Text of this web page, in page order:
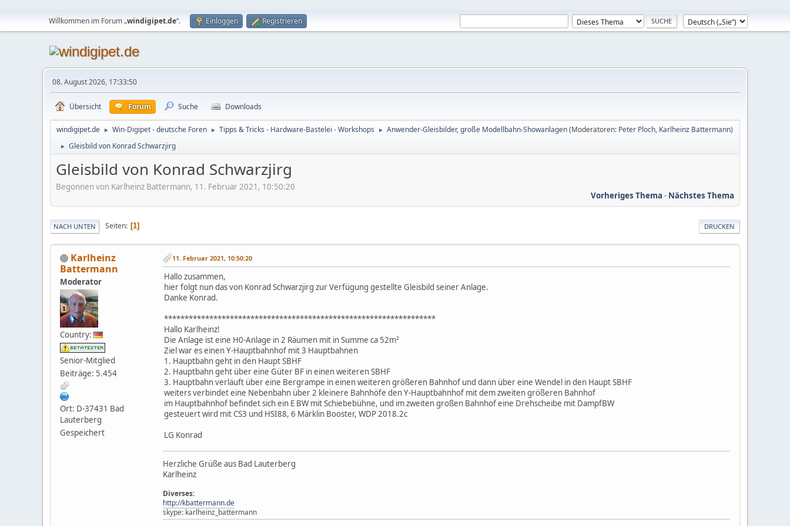
Willkommen im Forum „windigipet.de“. Einloggen Registrieren
08. August 2026, 17:33:50
Übersicht Forum Suche Downloads
windigipet.de ► Win-Digipet - deutsche Foren ► Tipps & Tricks - Hardware-Bastelei - Workshops ► Anwender-Gleisbilder, große Modellbahn-Showanlagen(Moderatoren: Peter Ploch, Karlheinz Battermann)
► Gleisbild von Konrad Schwarzjirg
Gleisbild von Konrad Schwarzjirg
Begonnen von Karlheinz Battermann, 11. Februar 2021, 10:50:20
Vorheriges Thema - Nächstes Thema
DRUCKEN
NACH UNTEN Seiten 1
Karlheinz
Battermann
Moderator
Country:
Senior-Mitglied
Beiträge: 5.454
Ort: D-37431 Bad
Lauterberg
Gespeichert
11. Februar 2021, 10:50:20
Hallo zusammen,
hier folgt nun das von Konrad Schwarzjirg zur Verfügung gestellte Gleisbild seiner Anlage.
Danke Konrad.
******************************************************************
Hallo Karlheinz!
Die Anlage ist eine H0-Anlage in 2 Räumen mit in Summe ca 52m²
Ziel war es einen Y-Hauptbahnhof mit 3 Hauptbahnen
1. Hauptbahn geht in den Haupt SBHF
2. Hauptbahn geht über eine Güter BF in einen weiteren SBHF
3. Hauptbahn verläuft über eine Bergrampe in einen weiteren größeren Bahnhof und dann über eine Wendel in den Haupt SBHF
weiters verbindet eine Nebenbahn über 2 kleinere Bahnhöfe den Y-Hauptbahnhof mit dem zweiten größeren Bahnhof
im Hauptbahnhof befindet sich ein E BW mit Schiebebühne, und im zweiten großen Bahnhof eine Drehscheibe mit DampfBW
gesteuert wird mit CS3 und HSI88, 6 Märklin Booster, WDP 2018.2c
LG Konrad
Herzliche Grüße aus Bad Lauterberg
Karlheinz
Diverses:
http://kbattermann.de
skype: karlheinz_battermann